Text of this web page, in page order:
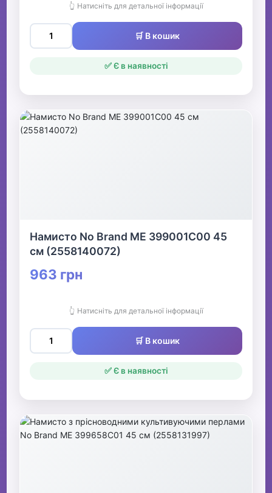
👆 Натисніть для детальної інформації
🛒 В кошик
✅ Є в наявності
Намисто No Brand ME 399001C00 45
см (2558140072)
963 грн
👆 Натисніть для детальної інформації
🛒 В кошик
✅ Є в наявності